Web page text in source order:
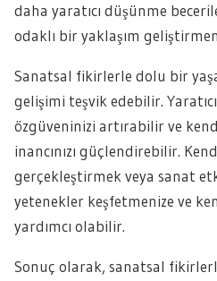
daha yaratıcı düşünme
odaklı bir yaklaşım
Sanatsal fikirlerle dolu bir
gelişimi teşvik edebilir.
özgüveninizi artırabilir ve
inancınızı güçlendirebilir.
gerçekleştirmek veya sanat
yetenekler keşfetmenize ve
yardımcı olabilir.
Sonuç olarak, sanatsal